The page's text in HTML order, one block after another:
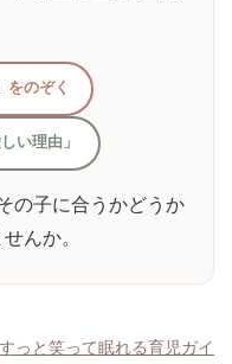
をのぞく
い理由」
の子に合うかどうか
んか。
っと笑って眠れる育児ガイ